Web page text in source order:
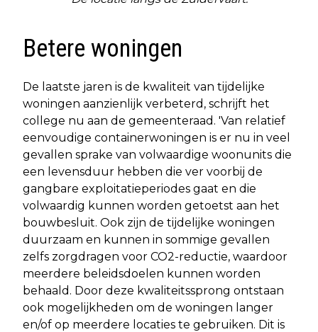
Betere woningen
De laatste jaren is de kwaliteit van tijdelijke
woningen aanzienlijk verbeterd, schrijft het
college nu aan de gemeenteraad. 'Van relatief
eenvoudige containerwoningen is er nu in veel
gevallen sprake van volwaardige woonunits die
een levensduur hebben die ver voorbij de
gangbare exploitatieperiodes gaat en die
volwaardig kunnen worden getoetst aan het
bouwbesluit. Ook zijn de tijdelijke woningen
duurzaam en kunnen in sommige gevallen
zelfs zorgdragen voor CO2-reductie, waardoor
meerdere beleidsdoelen kunnen worden
behaald. Door deze kwaliteitssprong ontstaan
ook mogelijkheden om de woningen langer
en/of op meerdere locaties te gebruiken. Dit is